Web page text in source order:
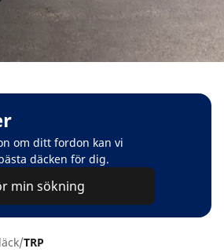
om ditt fordon kan vi
däcken för dig.
min sökning
TRP